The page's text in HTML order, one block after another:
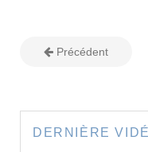
Précédent
DERNIÈRE